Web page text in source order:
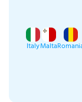
ItalyMalta